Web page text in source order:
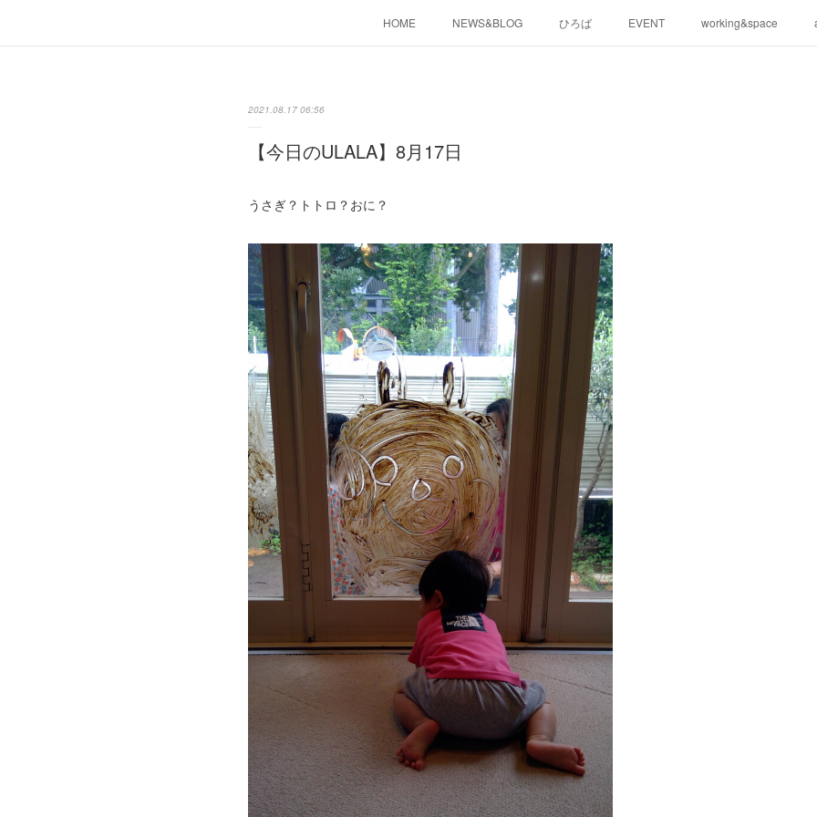
HOME NEWS&BLOG ひろば EVENT working&space
2021.08.17 06:56
【今日のULALA】8月17日
うさぎ？トトロ？おに？